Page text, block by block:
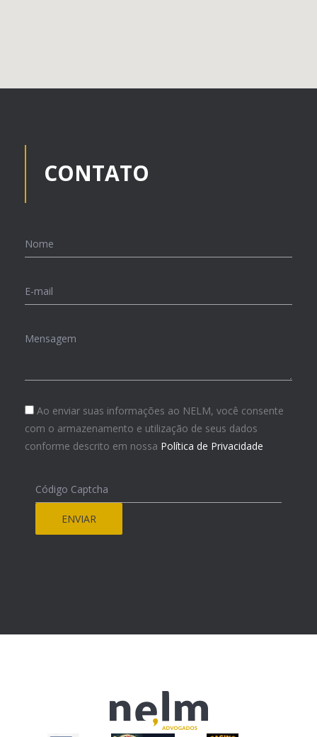
CONTATO
Ao enviar suas informações ao NELM, você consente
com o armazenamento e utilização de seus dados
conforme descrito em nossa Política de Privacidade